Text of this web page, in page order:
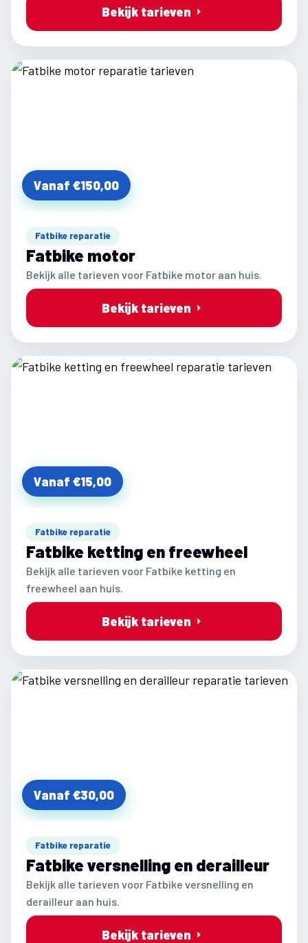
Bekijk tarieven
Vanaf €150,00
Fatbike reparatie
Fatbike motor
Bekijk alle tarieven voor Fatbike motor aan huis.
Bekijk tarieven
Vanaf €15,00
Fatbike reparatie
Fatbike ketting en freewheel
Bekijk alle tarieven voor Fatbike ketting en
freewheel aan huis.
Bekijk tarieven
Vanaf €30,00
Fatbike reparatie
Fatbike versnelling en derailleur
Bekijk alle tarieven voor Fatbike versnelling en
derailleur aan huis.
Bekijk tarieven